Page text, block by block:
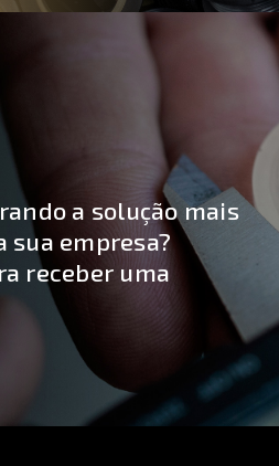
a solução mais
sua empresa?
receber uma